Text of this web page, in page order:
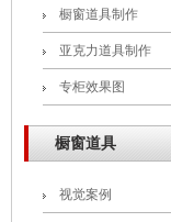
橱窗道具制作
亚克力道具制作
专柜效果图
橱窗道具
视觉案例